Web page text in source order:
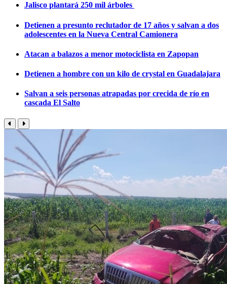
Jalisco plantará 250 mil árboles
Detienen a presunto reclutador de 17 años y salvan a dos
adolescentes en la Nueva Central Camionera
Atacan a balazos a menor motociclista en Zapopan
Detienen a hombre con un kilo de crystal en Guadalajara
Salvan a seis personas atrapadas por crecida de río en
cascada El Salto